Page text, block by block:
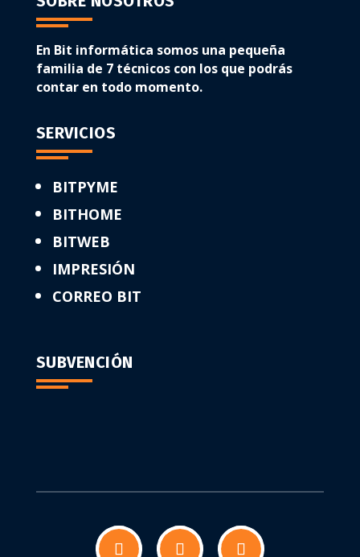
En Bit informática somos una pequeña
familia de 7 técnicos con los que podrás
contar en todo momento.
SERVICIOS
BITPYME
BITHOME
BITWEB
IMPRESIÓN
CORREO BIT
SUBVENCIÓN